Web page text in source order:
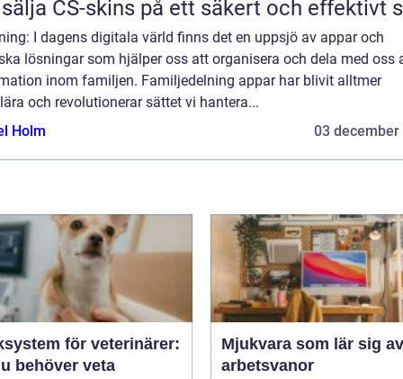
CS-skins på ett säkert och effektivt
I dagens digitala värld finns det en uppsjö av appar och
lösningar som hjälper oss att organisera och dela med oss
inom familjen. Familjedelning appar har blivit alltmer
och revolutionerar sättet vi hantera...
Holm
03 december
för veterinärer:
behöver veta
Mjukvara som lär sig
arbetsvanor